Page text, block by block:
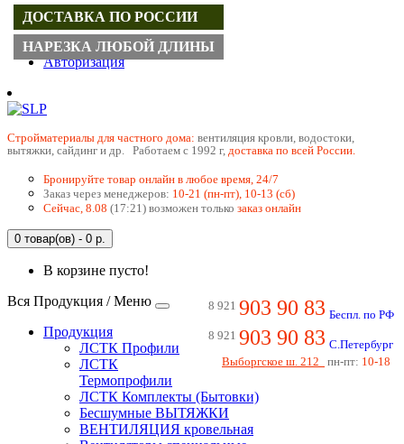
Регистрация
Авторизация
Cтройматериалы для частного дома: вентиляция кровли, водостоки,
вытяжки, сайдинг и др. Работаем с 1992 г, доставка по всей России.
Бронируйте товар онлайн в любое время, 24/7
Заказ через менеджеров: 10-21 (пн-пт), 10-13 (сб)
Сейчас, 8.08 (17:21) возможен только заказ онлайн
0 товар(ов) - 0 р.
В корзине пусто!
8 921 903 90 83 Беспл. по РФ
8 921 903 90 83 С.Петербург
Выборгское ш. 212
пн-пт: 10-18
Вся Продукция / Меню
Продукция
ЛСТК Профили
ЛСТК
Термопрофили
ЛСТК Комплекты (Бытовки)
Бесшумные ВЫТЯЖКИ
ВЕНТИЛЯЦИЯ кровельная
ДОСТАВКА ПО РОССИИ
НАРЕЗКА ЛЮБОЙ ДЛИНЫ